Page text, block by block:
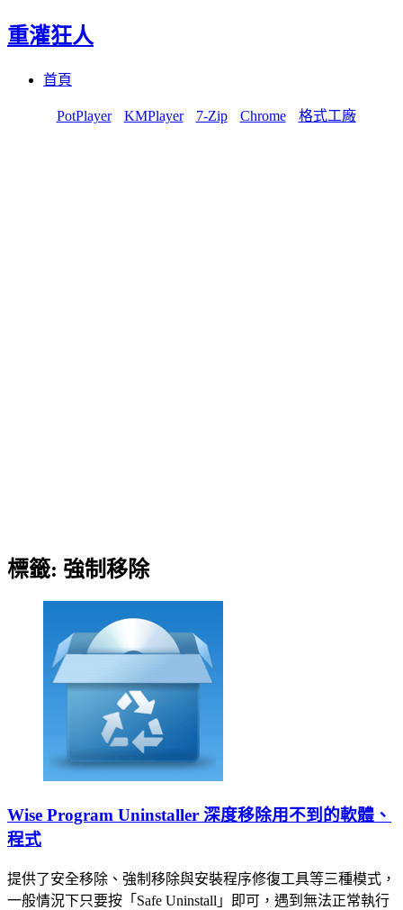
重灌狂人
首頁
PotPlayer KMPlayer 7-Zip Chrome 格式工廠
標籤: 強制移除
Wise Program Uninstaller 深度移除用不到的軟體、
程式
提供了安全移除、強制移除與安裝程序修復工具等三種模式，
一般情況下只要按「Safe Uninstall」即可，遇到無法正常執行